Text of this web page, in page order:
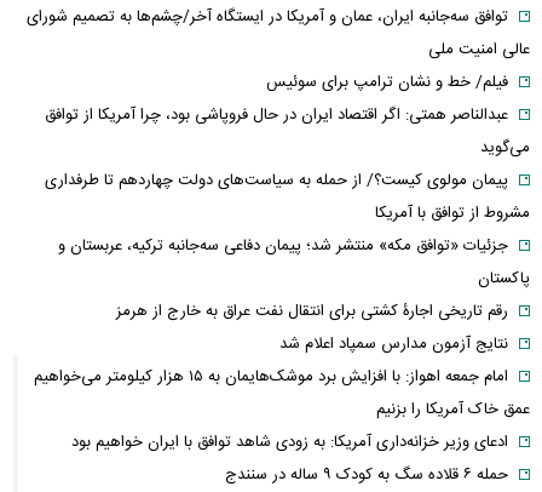
توافق سه‌جانبه ایران، عمان و آمریکا در ایستگاه آخر/چشم‌ها به تصمیم شورای
عالی امنیت ملی
فیلم/ خط و نشان ترامپ برای سوئیس
عبدالناصر همتی: اگر اقتصاد ایران در حال فروپاشی بود، چرا آمریکا از توافق
می‌گوید
پیمان مولوی کیست؟/ از حمله به سیاست‌های دولت چهاردهم تا طرفداری
مشروط از توافق با آمریکا
جزئیات «توافق مکه» منتشر شد؛ پیمان دفاعی سه‌جانبه ترکیه، عربستان و
پاکستان
رقم تاریخی اجارۀ کشتی برای انتقال نفت عراق به خارج از هرمز
نتایج آزمون مدارس سمپاد اعلام شد
امام‌ جمعه اهواز: با افزایش برد موشک‌هایمان به ۱۵ هزار کیلومتر می‌خواهیم
عمق خاک آمریکا را بزنیم
ادعای وزیر خزانه‌داری آمریکا: به زودی شاهد توافق با ایران خواهیم بود
حمله ۶ قلاده سگ به کودک ۹ ساله در سنندج